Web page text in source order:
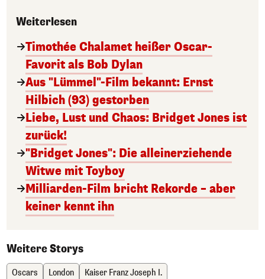
Weiterlesen
Timothée Chalamet heißer Oscar-
Favorit als Bob Dylan
Aus "Lümmel"-Film bekannt: Ernst
Hilbich (93) gestorben
Liebe, Lust und Chaos: Bridget Jones ist
zurück!
"Bridget Jones": Die alleinerziehende
Witwe mit Toyboy
Milliarden-Film bricht Rekorde – aber
keiner kennt ihn
Weitere Storys
Oscars London Kaiser Franz Joseph I.